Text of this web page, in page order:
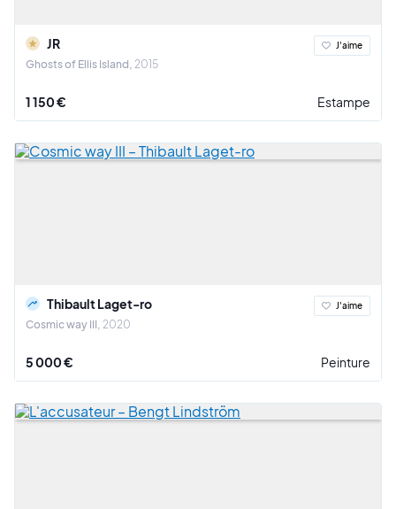
JR
Ghosts of Ellis Island 2015
J'aime
1 150 € Estampe
Thibault Laget-ro
Cosmic way III 2020
J'aime
5 000 € Peinture